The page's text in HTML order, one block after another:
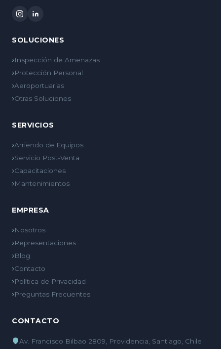
SOLUCIONES
Inspección de Amenazas
Protección Personal
Aeroportuarias
Otras Soluciones
SERVICIOS
Arriendo de Equipos
Servicio Post-Venta
Capacitaciones
Mantenimientos
EMPRESA
Nosotros
Representaciones
Blog
Contacto
Política de Privacidad
Preguntas Frecuentes
CONTACTO
Av. Francisco Bilbao 2809, Providencia, Santiago, Chile